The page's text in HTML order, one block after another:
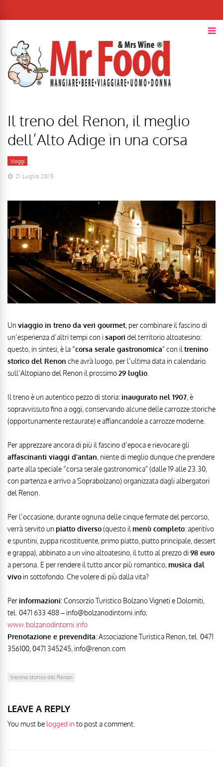
Il treno del Renon, il meglio
dell’Alto Adige in una corsa
Viaggi
21 Luglio 2015
Un viaggio in treno da veri gourmet, per combinare il fascino di
un’esperienza d’altri tempi con i sapori del territorio altoatesino:
questo, in sintesi, è la “corsa serale gastronomica” con iltrenino
storico del Renon che avrà luogo, per l’ultima data in calendario.
sull’Altopiano del Renon il prossimo29 luglio.
Il treno è un autentico pezzo di storia: inaugurato nel 1907, è
sopravvissuto fino a oggi, conservando alcune delle carrozze storiche
(opportunamente restaurate) e affiancandole a carrozze moderne.
Per apprezzare ancora di più il fascino d’epoca e rievocare gli
affascinanti viaggi d’antan, niente di meglio dunque che prendere
parte alla speciale “corsa serale gastronomica” (dalle 19 alle 23.30,
con partenza e arrivo a Soprabolzano) organizzata dagli albergatori
del Renon.
Per l’occasione, durante ognuna delle cinque fermate del percorso,
verrà servito un piatto diverso(questo ilmenù completo: aperitivo
e spuntini, zuppa ricostituente, primo piatto, piatto principale, dessert
e grappa), abbinato a un vino altoatesino, il tutto al prezzo di 98 euro
a persona. E per rendere il tutto ancor più romantico,musica dal
vivo in sottofondo. Che volere di più dalla vita?
Per informazioni: Consorzio Turistico Bolzano Vigneti e Dolomiti,
tel. 0471 633 488 – info@bolzanodintorni.info,
www.bolzanodintorni.info
Prenotazione e prevendita: Associazione Turistica Renon, tel. 0471
356100, 0471 345245, info@renon.com
trenino storico del Renon
LEAVE A REPLY
You must be logged in to post a comment.